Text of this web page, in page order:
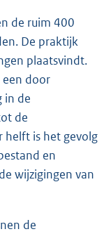
de ruim 400
De praktijk
plaatsvindt.
een door
in de
de
helft is het gevolg
en
wijzigingen van
de